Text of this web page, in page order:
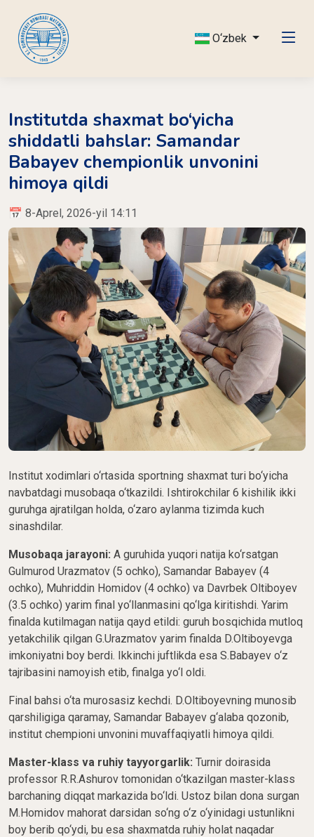
O‘zbek
Institutda shaxmat bo‘yicha
shiddatli bahslar: Samandar
Babayev chempionlik unvonini
himoya qildi
📅 8-Aprel, 2026-yil 14:11
Institut xodimlari o‘rtasida sportning shaxmat turi bo‘yicha
navbatdagi musobaqa o‘tkazildi. Ishtirokchilar 6 kishilik ikki
guruhga ajratilgan holda, o‘zaro aylanma tizimda kuch
sinashdilar.
Musobaqa jarayoni: A guruhida yuqori natija ko‘rsatgan
Gulmurod Urazmatov (5 ochko), Samandar Babayev (4
ochko), Muhriddin Homidov (4 ochko) va Davrbek Oltiboyev
(3.5 ochko) yarim final yo‘llanmasini qo‘lga kiritishdi. Yarim
finalda kutilmagan natija qayd etildi: guruh bosqichida mutloq
yetakchilik qilgan G.Urazmatov yarim finalda D.Oltiboyevga
imkoniyatni boy berdi. Ikkinchi juftlikda esa S.Babayev o‘z
tajribasini namoyish etib, finalga yo‘l oldi.
Final bahsi o‘ta murosasiz kechdi. D.Oltiboyevning munosib
qarshiligiga qaramay, Samandar Babayev g‘alaba qozonib,
institut chempioni unvonini muvaffaqiyatli himoya qildi.
Master-klass va ruhiy tayyorgarlik: Turnir doirasida
professor R.R.Ashurov tomonidan o‘tkazilgan master-klass
barchaning diqqat markazida bo‘ldi. Ustoz bilan dona surgan
M.Homidov mahorat darsidan so‘ng o‘z o‘yinidagi ustunlikni
boy berib qo‘ydi, bu esa shaxmatda ruhiy holat naqadar